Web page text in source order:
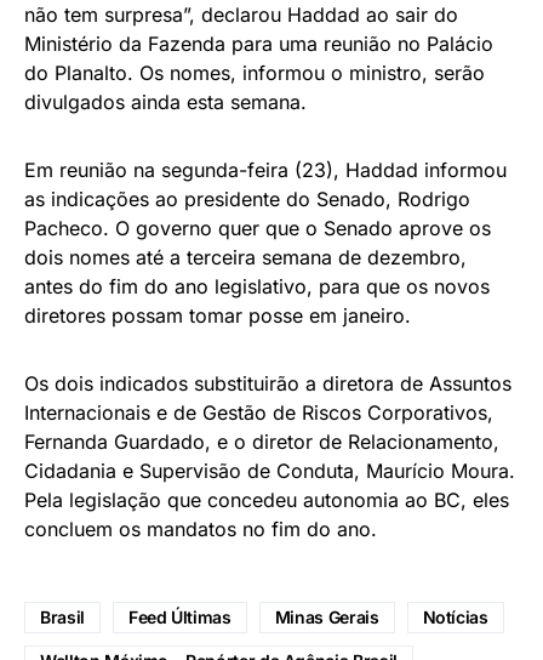
não tem surpresa”, declarou Haddad ao sair do
Ministério da Fazenda para uma reunião no Palácio
do Planalto. Os nomes, informou o ministro, serão
divulgados ainda esta semana.
Em reunião na segunda-feira (23), Haddad informou
as indicações ao presidente do Senado, Rodrigo
Pacheco. O governo quer que o Senado aprove os
dois nomes até a terceira semana de dezembro,
antes do fim do ano legislativo, para que os novos
diretores possam tomar posse em janeiro.
Os dois indicados substituirão a diretora de Assuntos
Internacionais e de Gestão de Riscos Corporativos,
Fernanda Guardado, e o diretor de Relacionamento,
Cidadania e Supervisão de Conduta, Maurício Moura.
Pela legislação que concedeu autonomia ao BC, eles
concluem os mandatos no fim do ano.
Brasil Feed Últimas Minas Gerais Notícias